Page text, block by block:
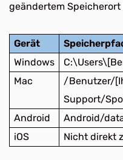
geändertem
Gerät
Windows
Mac
/Benutzer/
Support/
Android
Android/
iOS
Nicht direkt